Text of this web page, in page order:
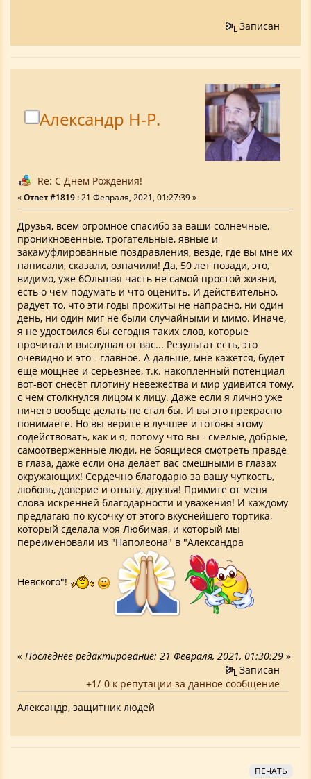
Записан
Александр Н-Р.
Re: С Днем Рождения!
«Ответ #1819 : 21 Февраля, 2021, 01:27:39 »
Друзья, всем огромное спасибо за ваши солнечные,
проникновенные, трогательные, явные и
закамуфлированные поздравления, везде, где вы мне их
написали, сказали, означили! Да, 50 лет позади, это,
видимо, уже бОльшая часть не самой простой жизни,
есть о чём подумать и что оценить. И действительно,
радует то, что эти годы прожиты не напрасно, ни один
день, ни один миг не были случайными и мимо. Иначе,
я не удостоился бы сегодня таких слов, которые
прочитал и выслушал от вас... Результат есть, это
очевидно и это - главное. А дальше, мне кажется, будет
ещё мощнее и серьезнее, т.к. накопленный потенциал
вот-вот снесёт плотину невежества и мир удивится тому,
с чем столкнулся лицом к лицу. Даже если я лично уже
ничего вообще делать не стал бы. И вы это прекрасно
понимаете. Но вы верите в лучшее и готовы этому
содействовать, как и я, потому что вы - смелые, добрые,
самоотверженные люди, не боящиеся смотреть правде
в глаза, даже если она делает вас смешными в глазах
окружающих! Сердечно благодарю за вашу чуткость,
любовь, доверие и отвагу, друзья! Примите от меня
слова искренней благодарности и уважения! И каждому
предлагаю по кусочку от этого вкуснейшего тортика,
который сделала моя Любимая, и который мы
переименовали из "Наполеона" в "Александра
Невского"!
« Последнее редактирование: 21 Февраля, 2021, 01:30:29 »
Записан
+1/-0 к репутации за данное сообщение
Александр, защитник людей
ПЕЧАТЬ